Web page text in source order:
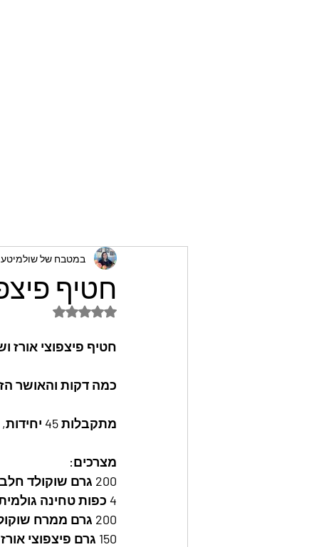
חטיף
במטבח של
דירוג של NaN מתוך 5 כוכבים
חטיף פיצפוצי אורז
כמה דקות והאושר
מתקבלות 45 יחידות, תלוי בגודל היחידה
מצרכים:
200 גרם שוקולד חלב (או מריר לפרווה)
4 כפות טחינה גולמית
200 גרם ממרח שוקולד לבן לוז (או חמאת בוטנים)
150 גרם פיצפוצי אורז